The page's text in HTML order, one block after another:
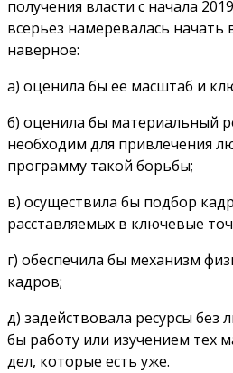
получения власти с начала
всерьез намеревалась начать
наверное:
а) оценила бы ее масштаб и
б) оценила бы материальный
необходим для привлечения
программу такой борьбы;
в) осуществила бы подбор
расставляемых в ключевые
г) обеспечила бы механизм
кадров;
д) задействовала ресурсы без
бы работу или изучением тех
дел, которые есть уже.